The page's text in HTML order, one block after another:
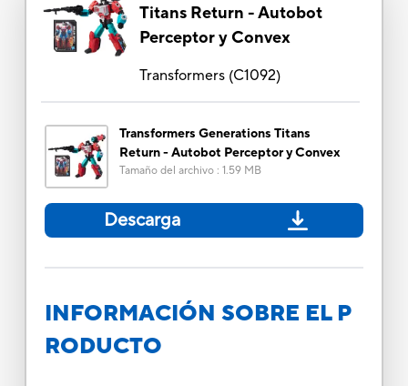
Titans Return - Autobot
Perceptor y Convex
Transformers(C1092)
Transformers Generations Titans
Return - Autobot Perceptor y Convex
Tamaño del archivo: 1.59 MB
Descarga
INFORMACIÓN SOBRE EL P
RODUCTO